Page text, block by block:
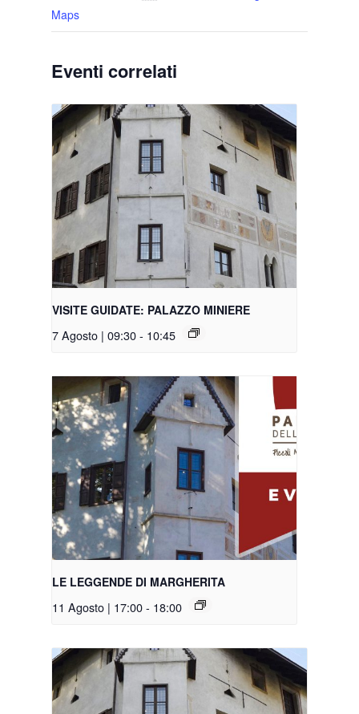
Maps
Eventi correlati
VISITE GUIDATE: PALAZZO MINIERE
7 Agosto | 09:30- 10:45
LE LEGGENDE DI MARGHERITA
11 Agosto | 17:00- 18:00